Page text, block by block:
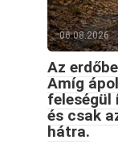
06.08.2026
Az
Amíg
feleségül
és csak
hátra.